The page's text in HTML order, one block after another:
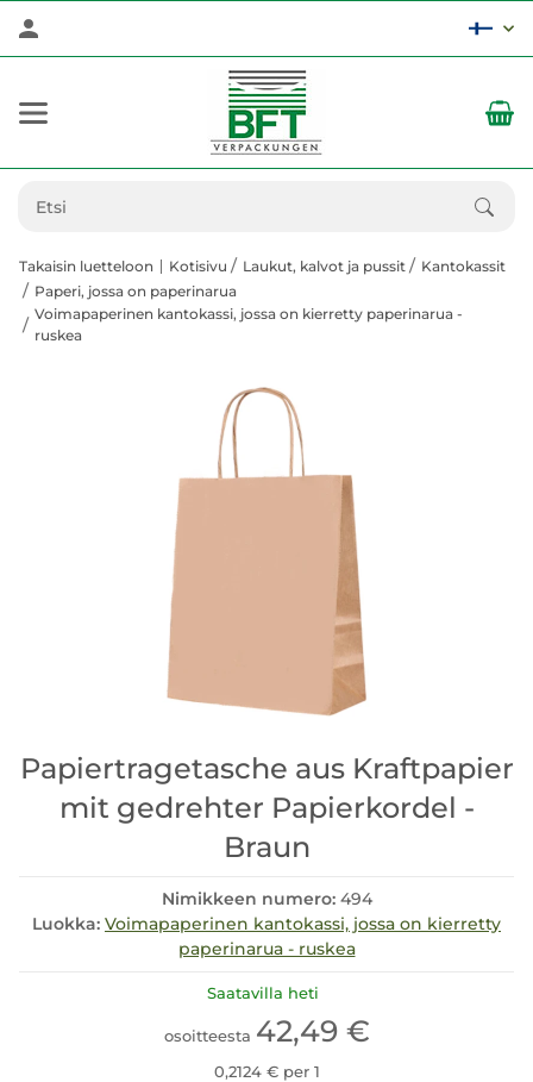
Takaisin luetteloon Kotisivu Laukut, kalvot ja pussit
Kantokassit
Paperi, jossa on paperinarua
Voimapaperinen kantokassi, jossa on kierretty paperinarua -
ruskea
Papiertragetasche aus Kraftpapier
mit gedrehter Papierkordel -
Braun
Nimikkeen numero: 494
Luokka: Voimapaperinen kantokassi, jossa on kierretty
paperinarua - ruskea
Saatavilla heti
osoitteesta 42,49 €
0,2124 € per 1